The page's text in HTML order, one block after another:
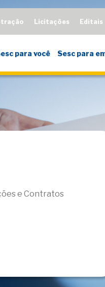
Licitações Editais
para você Sesc para
e Contratos